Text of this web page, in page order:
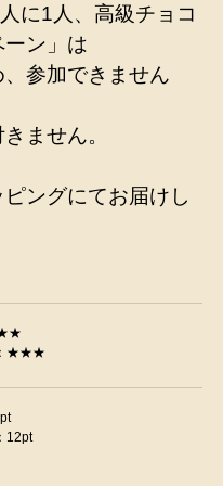
に1人、高級チョコ
ン」は
参加できません
ません。
ングにてお届けし
★★
：★★★
12pt